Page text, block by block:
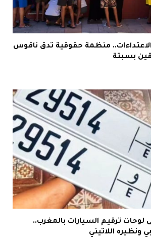
منظمة حقوقية تدق ناقوس
بسبتة
لوحات ترقيم السيارات بالمغرب..
ونظيره اللاتيني